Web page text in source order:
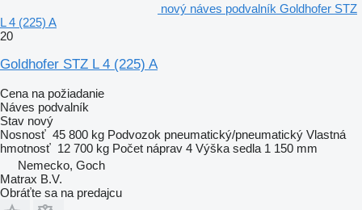
nový náves podvalník Goldhofer STZ
L 4 (225) A
20
Goldhofer STZ L 4 (225) A
Cena na požiadanie
Náves podvalník
Stav nový
Nosnosť 45 800 kg Podvozok pneumatický/pneumatický Vlastná
hmotnosť 12 700 kg Počet náprav 4 Výška sedla 1 150 mm
Nemecko, Goch
Matrax B.V.
Obráťte sa na predajcu